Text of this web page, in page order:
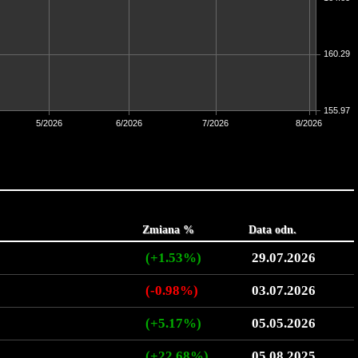
5/2026 6/2026 7/2026 8/2026
155.97
160.29
Zmiana % Data odn.
(+1.53%) 29.07.2026
(-0.98%) 03.07.2026
(+5.17%) 05.05.2026